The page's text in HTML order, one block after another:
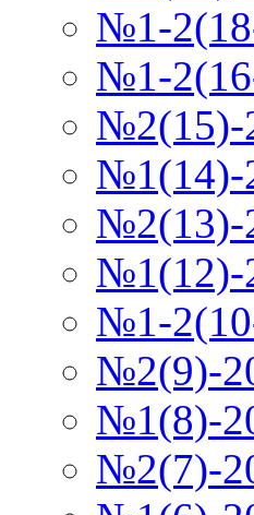
№1-
№1-
№2(15)-
№1(14)-
№2(13)-
№1(12)-
№1-
№2(9)-
№1(8)-
№2(7)-